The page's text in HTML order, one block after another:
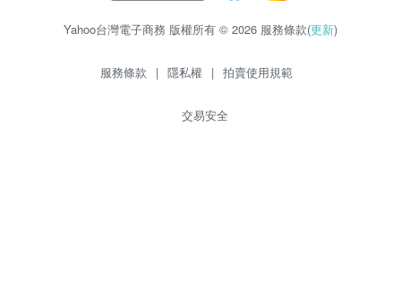
Yahoo台灣電子商務 版權所有 © 2026 服務條款(更新)
服務條款 | 隱私權 | 拍賣使用規範
交易安全